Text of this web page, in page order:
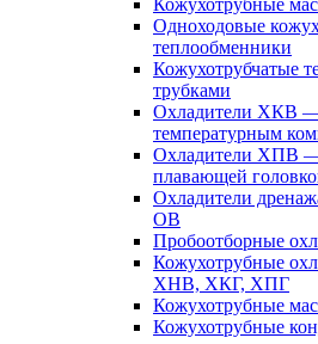
Кожухотрубные
Одноходовые
теплообменники
Кожухотрубчатые
трубками
Охладители ХКВ —
температурным
Охладители ХПВ —
плавающей
Охладители
ОВ
Пробоотборные
Кожухотрубные
ХНВ, ХКГ, ХПГ
Кожухотрубные
Кожухотрубные